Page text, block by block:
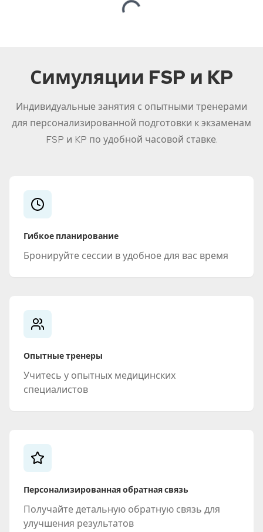
Loading...
Симуляции FSP и KP
Индивидуальные занятия с опытными тренерами
для персонализированной подготовки к экзаменам
FSP и KP по удобной часовой ставке.
Гибкое планирование
Бронируйте сессии в удобное для вас время
Опытные тренеры
Учитесь у опытных медицинских
специалистов
Персонализированная обратная связь
Получайте детальную обратную связь для
улучшения результатов